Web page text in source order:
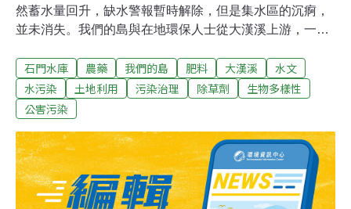
然蓄水量回升，缺水警報暫時解除，但是集水區的沉痾，
並未消失。我們的島與在地環保人士從大漢溪上游，一路
以及工廠廢水直接污染水源的亂象...農藥與肥料、養殖廢
水、生活污水、工廠廢水...這些污水不是流進下水道，也
不是流入大海，而是流到我們的水庫，進入我們的自來水
場。誰替我們的水源把關？誰對這些污染，視而不見？天
色剛剛透亮，鋤草機轟隆隆的聲音，在果園響起。這片水
蜜桃園跟其他果園不太一樣，各種雜草在這裡競逐著地
盤。陳碧郎從不用除草劑對付雜草，因為他知道，這些草
是幫忙捉住土壤的好幫手。桃園復興鄉拉拉山，以種植水
石門水庫 農藥 我們的島 肥料 大漢溪
水文
水污染
土地利用 污染治理 除草劑
生物多樣性
公害污染